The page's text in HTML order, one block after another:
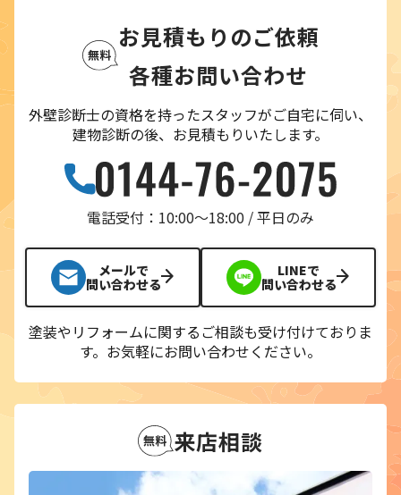
お見積もりのご依頼
各種お問い合わせ
外壁診断士の資格を持ったスタッフがご自宅に伺い、
建物診断の後、お見積もりいたします。
電話受付：10:00〜18:00 / 平日のみ
メールで
問い合わせる
LINEで
問い合わせる
塗装やリフォームに関するご相談も受け付けておりま
す。 お気軽にお問い合わせください。
来店相談